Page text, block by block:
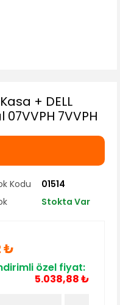
+ DELL
7VVPH
Kodu
01514
Stokta Var
₺
özel fiyat:
5.038,88 ₺